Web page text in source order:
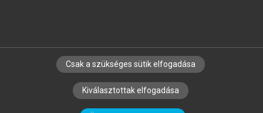
SZERZŐKNEK CÉGEKNEK KÖNYVTÁROSOKNAK
SZERKESZTÉSI ÉS LEKTORÁLÁSI ALAPELVEK
Csak a szükséges sütik elfogadása
Kiválasztottak elfogadása